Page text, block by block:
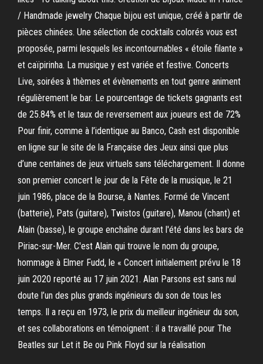
/ Handmade jewelry Chaque bijou est unique, créé à partir de
pièces chinées. Une sélection de cocktails colorés vous est
proposée, parmi lesquels les incontournables « étoile filante »
et caïpirinha. La musique y est variée et festive. Concerts
Live, soirées à thèmes et évènements en tout genre animent
régulièrement le bar. Le pourcentage de tickets gagnants est
de 25.84% et le taux de reversement aux joueurs est de 72%
Pour finir, comme à l’identique au Banco, Cash est disponible
en ligne sur le site de la Française des Jeux ainsi que plus
d’une centaines de jeux virtuels sans téléchargement. Il donne
son premier concert le jour de la Fête de la musique, le 21
juin 1986, place de la Bourse, à Nantes. Formé de Vincent
(batterie), Pats (guitare), Twistos (guitare), Manou (chant) et
Alain (basse), le groupe enchaîne durant l'été dans les bars de
Piriac-sur-Mer. C'est Alain qui trouve le nom du groupe,
hommage à Elmer Fudd, le « Concert initialement prévu le 18
juin 2020 reporté au 17 juin 2021. Alan Parsons est sans nul
doute l’un des plus grands ingénieurs du son de tous les
temps. Il a reçu en 1973, le prix du meilleur ingénieur du son,
et ses collaborations en témoignent : il a travaillé pour The
Beatles sur Let it Be ou Pink Floyd sur la réalisation